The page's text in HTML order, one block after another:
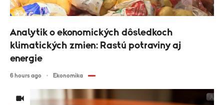
Analytik o ekonomických dôsledkoch
klimatických zmien: Rastú potraviny aj
energie
6 hours ago Ekonomika